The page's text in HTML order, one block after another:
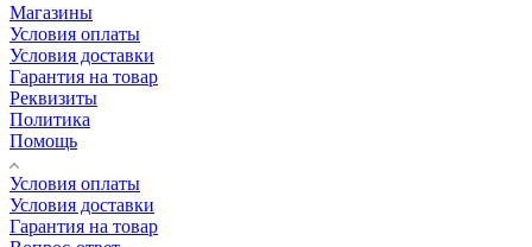
Магазины
Условия оплаты
Условия доставки
Гарантия на товар
Реквизиты
Политика
Помощь
Условия оплаты
Условия доставки
Гарантия на товар